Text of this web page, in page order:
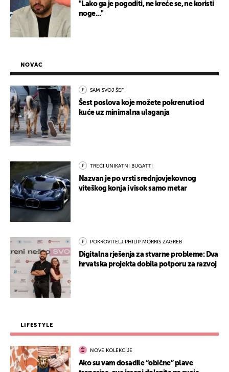
"Lako ga je pogoditi, ne kreće se, ne koristi
noge..."
NOVAC
SAM SVOJ ŠEF
Šest poslova koje možete pokrenuti od
kuće uz minimalna ulaganja
TREĆI UNIKATNI BUGATTI
Nazvan je po vrsti srednjovjekovnog
viteškog konja i visok samo metar
POKROVITELJ PHILIP MORRIS ZAGREB
Digitalna rješenja za stvarne probleme: Dva
hrvatska projekta dobila potporu za razvoj
LIFESTYLE
NOVE KOLEKCIJE
Ako su vam dosadile “obične” plave